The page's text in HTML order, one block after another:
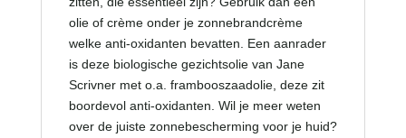
olie of crème onder je zonnebrandcrème
welke anti-oxidanten bevatten. Een aanrader
is deze biologische gezichtsolie van Jane
Scrivner met o.a. frambooszaadolie, deze zit
boordevol anti-oxidanten. Wil je meer weten
over de juiste zonnebescherming voor je huid?